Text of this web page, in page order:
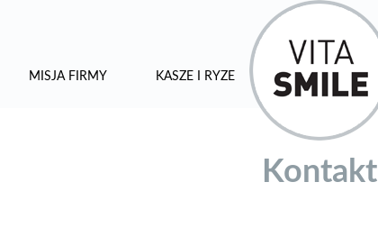
MISJA FIRMY KASZE I RYŻE
Kontakt